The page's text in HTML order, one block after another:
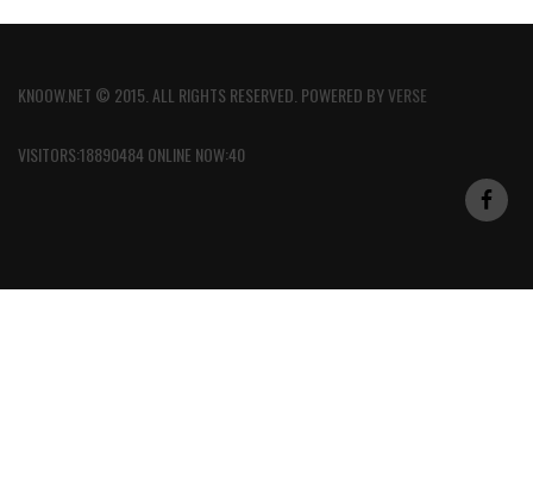
KNOOW.NET © 2015. ALL RIGHTS RESERVED. POWERED BYVERSE
VISITORS:18890484 ONLINE NOW:40